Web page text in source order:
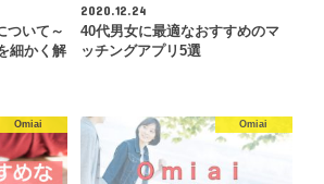
イチの再婚活なども
る珍しいアプリ。
かなり高め。自分の
★★★☆☆ 公式
して、リアルです
手とマッチング可
わったアプリ。仕
ついて～
細かく解
2020.12.24
40代男女に最適なおすすめのマ
ッチングアプリ5選
Omiai Omiai